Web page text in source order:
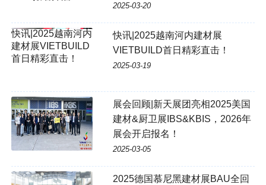
2025-03-20
快讯|2025越南河内建材展
VIETBUILD首日精彩直击！
2025-03-19
展会回顾|新天展团亮相2025美国
建材&厨卫展IBS&KBIS，2026年
展会开启报名！
2025-03-05
2025德国慕尼黑建材展BAU全回